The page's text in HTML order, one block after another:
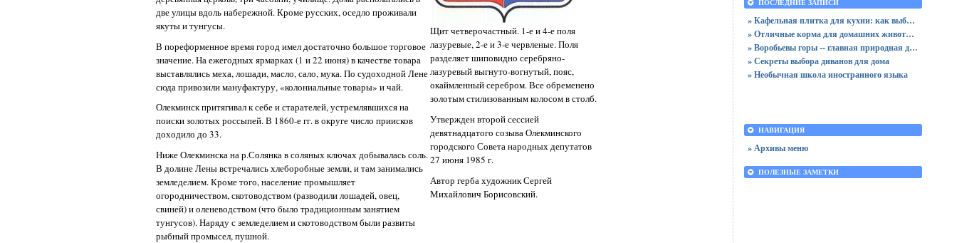
две улицы вдоль набережной. Кроме русских, оседло проживали
якуты и тунгусы.
В пореформенное время город имел достаточно большое торговое
значение. На ежегодных ярмарках (1 и 22 июня) в качестве товара
выставлялись меха, лошади, масло, сало, мука. По судоходной Лене
сюда привозили мануфактуру, «колониальные товары» и чай.
Олекминск притягивал к себе и старателей, устремлявшихся на
поиски золотых россыпей. В 1860-е гг. в округе число приисков
доходило до 33.
Ниже Олекминска на р.Солянка в соляных ключах добывалась соль.
В долине Лены встречались хлеборобные земли, и там занимались
земледелием. Кроме того, население промышляет
огородничеством, скотоводством (разводили лошадей, овец,
свиней) и оленеводством (что было традиционным занятием
тунгусов). Наряду с земледелием и скотоводством были развиты
рыбный промысел, пушной.
Щит четверочастный. 1-е и 4-е поля
лазуревые, 2-е и 3-е червленые. Поля
разделяет шиповидно серебряно-
лазуревый выгнуто-вогнутый, пояс,
окаймленный серебром. Все обременено
золотым стилизованным колосом в столб.
Утвержден второй сессией
девятнадцатого созыва Олекминского
городского Совета народных депутатов
27 июня 1985 г.
Автор герба художник Сергей
Михайлович Борисовский.
ПОСЛЕДНИЕ ЗАПИСИ
» Кафельная плитка для кухни: как выбрать практичную отделку
» Отличные корма для домашних животных
» Воробьевы горы -- главная природная достопримечательность Москвы
» Секреты выбора диванов для дома
» Необычная школа иностранного языка
НАВИГАЦИЯ
» Архивы меню
ПОЛЕЗНЫЕ ЗАМЕТКИ